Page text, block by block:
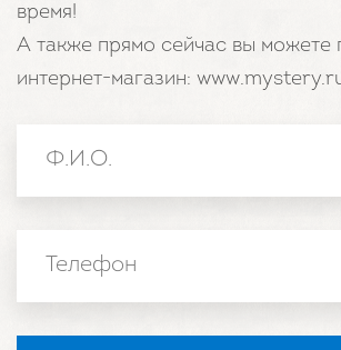
время!
А также прямо сейчас вы можете
интернет-магазин: